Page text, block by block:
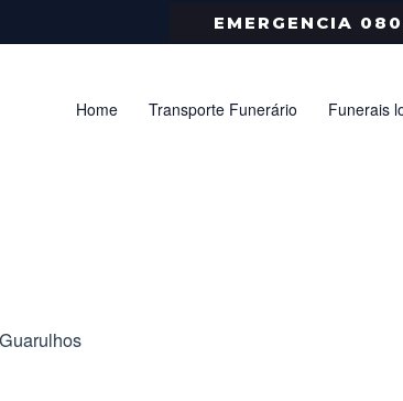
EMERGENCIA
Home Transporte Funerário Funerais